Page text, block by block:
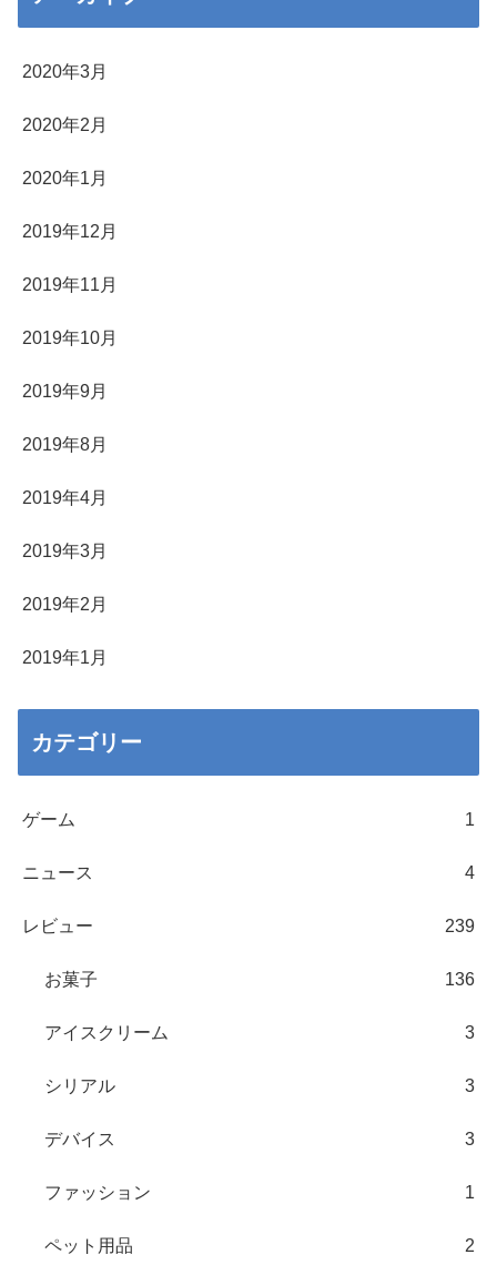
2020年3月
2020年2月
2020年1月
2019年12月
2019年11月
2019年10月
2019年9月
2019年8月
2019年4月
2019年3月
2019年2月
2019年1月
カテゴリー
ゲーム 1
ニュース 4
レビュー 239
お菓子 136
アイスクリーム 3
シリアル 3
デバイス 3
ファッション 1
ペット用品 2